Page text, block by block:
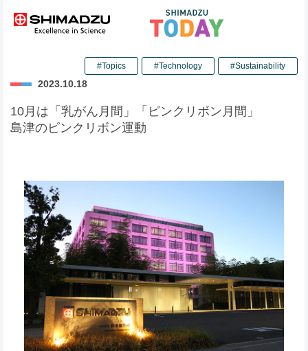
2023.10.18
#Topics #Technology #Sustainability
10月は「乳がん月間」「ピンクリボン月間」
島津のピンクリボン運動